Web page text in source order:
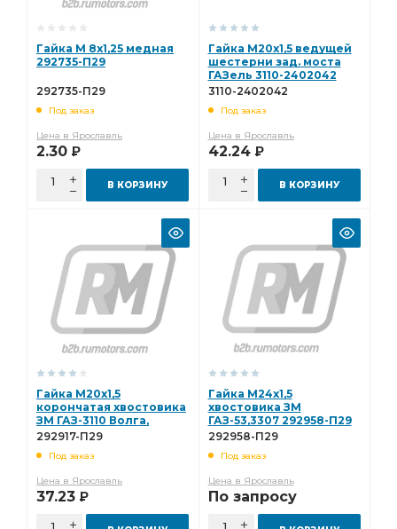
Гайка М 8х1,25 медная
292735-П29
292735-П29
Под заказ
Цена в Ярославль
2.30 Р
В КОРЗИНУ
Гайка М20х1,5 ведущей
шестерни зад. моста
ГАЗель 3110-2402042
3110-2402042
Под заказ
Цена в Ярославль
42.24 Р
В КОРЗИНУ
Гайка М20х1,5
корончатая хвостовика
ЗМ ГАЗ-3110 Волга,
ГАЗель(упак 5шт) 292917-
292917-П29
Под заказ
Цена в Ярославль
37.23 Р
Гайка М24х1,5
хвостовика ЗМ
ГАЗ-53,3307 292958-П29
292958-П29
Под заказ
Цена в Ярославль
По запросу